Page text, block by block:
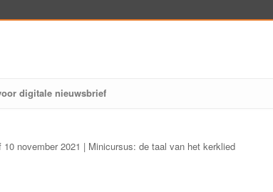
digitale nieuwsbrief
10 november 2021 | Minicursus: de taal van het kerklied